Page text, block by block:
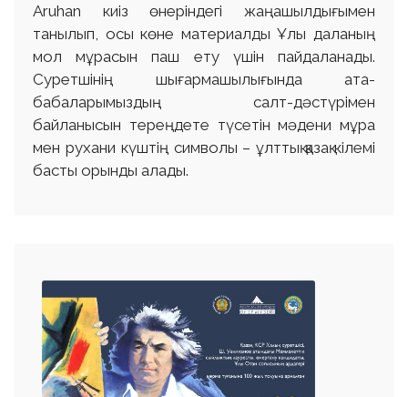
Aruhan киіз өнеріндегі жаңашылдығымен
танылып, осы көне материалды Ұлы даланың
мол мұрасын паш ету үшін пайдаланады.
Суретшінің шығармашылығында ата-
бабаларымыздың салт-дәстүрімен
байланысын тереңдете түсетін мәдени мұра
мен рухани күштің символы – ұлттық қазақ кілемі
басты орынды алады.